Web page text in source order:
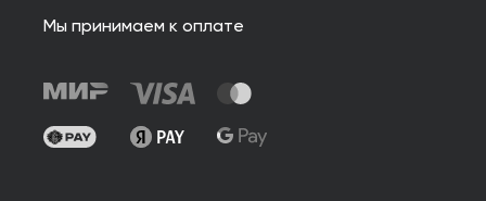
Мы принимаем к оплате